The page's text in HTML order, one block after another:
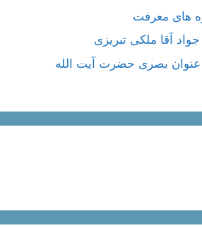
های معرفت
جواد آقا ملکی تبریزی
بصری حضرت آیت الله